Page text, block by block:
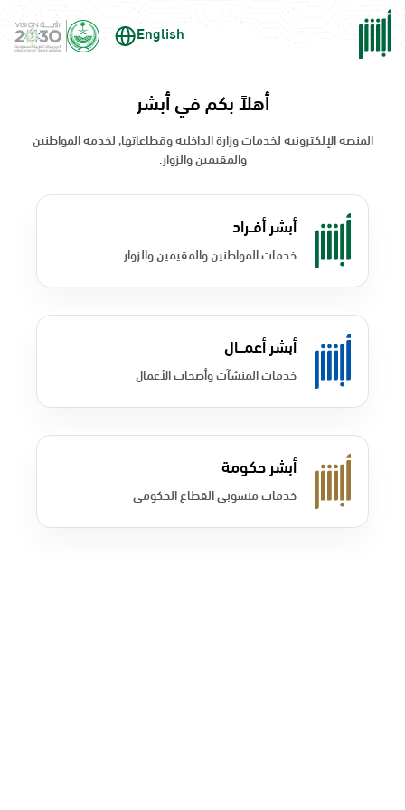
English
أهلاً بكم في أبشر
المنصة الإلكترونية لخدمات وزارة الداخلية وقطاعاتها, لخدمة المواطنين
والمقيمين والزوار.
أبشر أفــراد
خدمات المواطنين والمقيمين والزوار
أبشر أعمـــال
خدمات المنشآت وأصحاب الأعمال
أبشر حكومة
خدمات منسوبي القطاع الحكومي